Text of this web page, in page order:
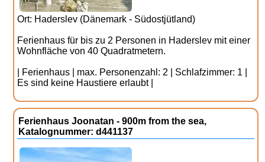
Ort: Haderslev (Dänemark - Südostjütland)
Ferienhaus für bis zu 2 Personen in Haderslev mit einer
Wohnfläche von 40 Quadratmetern.
| Ferienhaus | max. Personenzahl: 2 | Schlafzimmer: 1 |
Es sind keine Haustiere erlaubt |
Ferienhaus Joonatan - 900m from the sea,
Katalognummer: d441137